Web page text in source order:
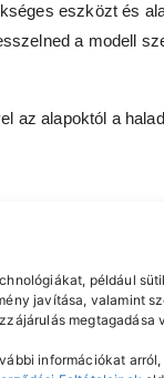
például
javítása, valamint
információkat
eszközt és
a modell
az alapoktól a
piacképes tudást
be a karriered
Ft-os foglalóval,